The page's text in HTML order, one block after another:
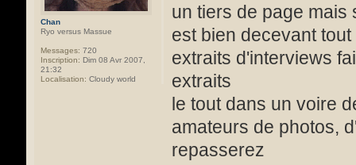
Chan
Ryo versus Massue
Messages: 720
Inscription: Dim 08 Avr 2007,
21:32
Localisation: Cloudy world
un tiers de page mais
est bien decevant
extraits d'interviews
extraits
le tout dans un voire
amateurs de photos,
repasserez